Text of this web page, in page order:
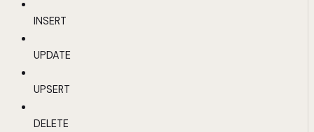
INSERT
UPDATE
UPSERT
DELETE